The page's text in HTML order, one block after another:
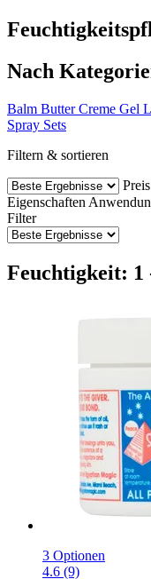
Nach
Balm Butter Creme Gel
Spray Sets
Filtern & sortieren
Preis
Eigenschaften
Filter
Feuchtigkeit: 1
3 Optionen
4.6 (9)